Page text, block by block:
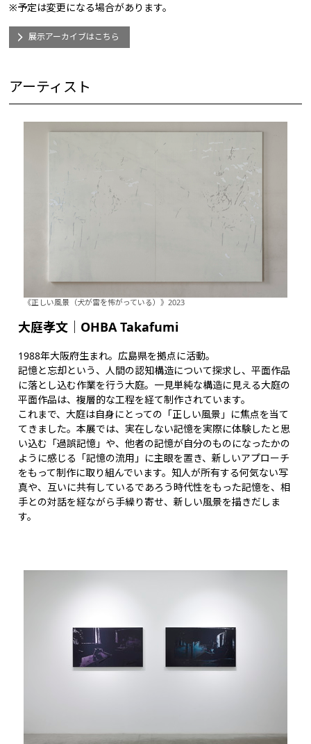
※予定は変更になる場合があります。
展示アーカイブはこちら
アーティスト
《正しい風景（犬が雷を怖がっている）》2023
大庭孝文 ｜OHBA Takafumi
1988年大阪府生まれ。広島県を拠点に活動。
記憶と忘却という、人間の認知構造について探求し、平面作品
に落とし込む作業を行う大庭。一見単純な構造に見える大庭の
平面作品は、複層的な工程を経て制作されています。
これまで、大庭は自身にとっての「正しい風景」に焦点を当て
てきました。本展では、実在しない記憶を実際に体験したと思
い込む「過誤記憶」や、他者の記憶が自分のものになったかの
ように感じる「記憶の流用」に主眼を置き、新しいアプローチ
をもって制作に取り組んでいます。知人が所有する何気ない写
真や、互いに共有しているであろう時代性をもった記憶を、相
手との対話を経ながら手繰り寄せ、新しい風景を描きだしま
す。